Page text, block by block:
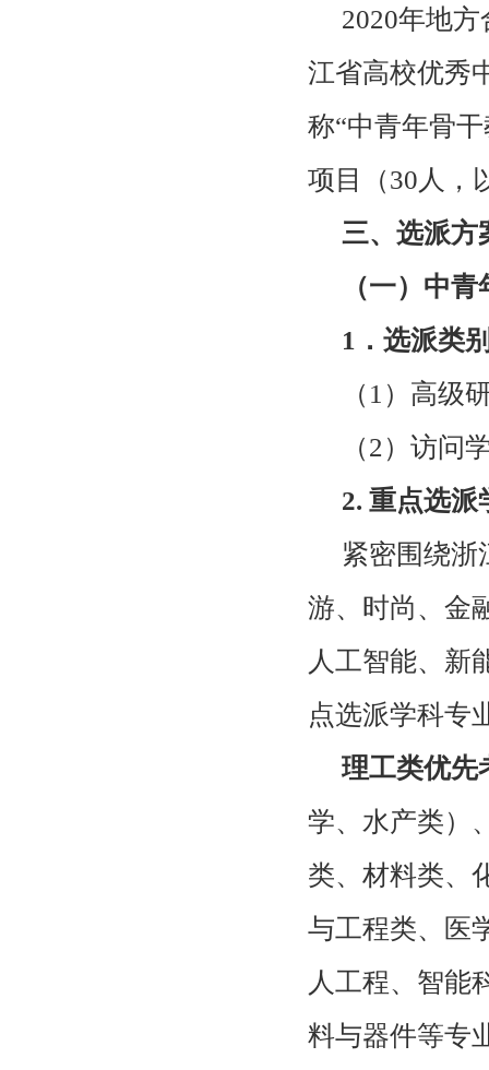
2020年地
江省高校优秀
称“中青年骨
项目（30 人，
三、选派方
（一）中
1 ．选派类
（ 1 ）高级
（2 ）访问
2. 重点选派
紧密围绕浙
游、时尚、金
人工智能、新
点选派学科专
理工类优先
学、水产类）
类、材料类、
与工程类、医
人工程、智能
料与器件等专